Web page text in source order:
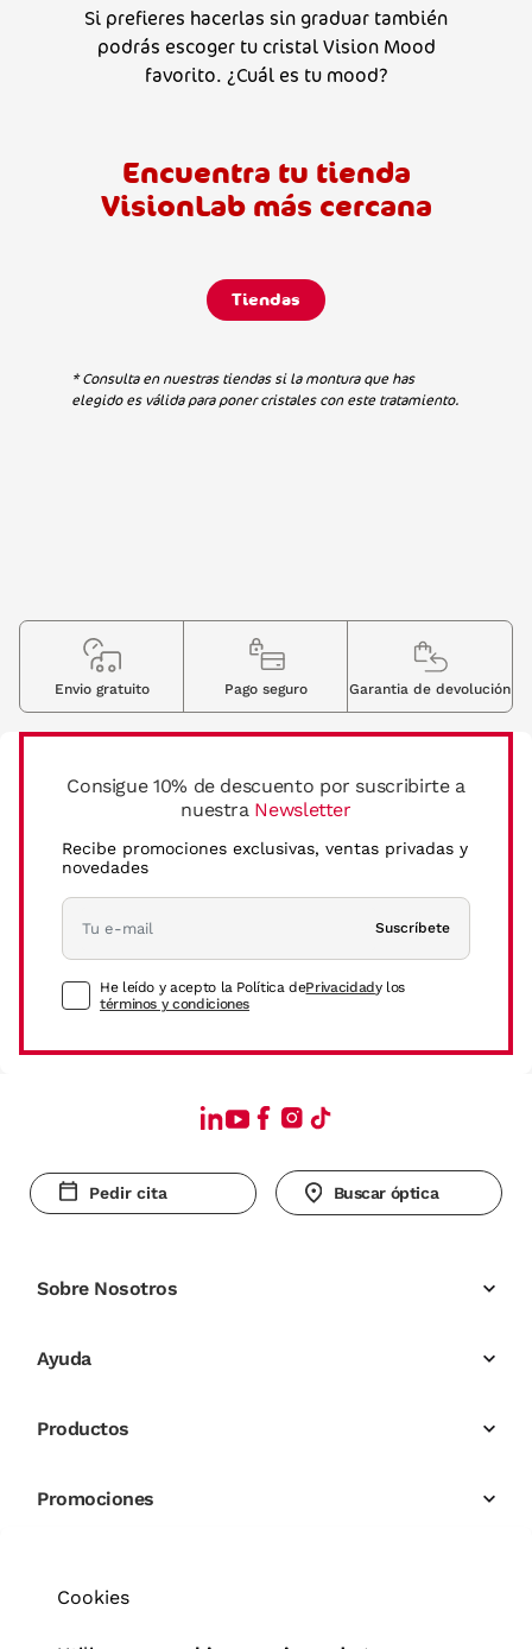
Si prefieres hacerlas sin graduar también
podrás escoger tu cristal Vision Mood
favorito. ¿Cuál es tu mood?
Encuentra tu tienda
VisionLab más cercana
Tiendas
*.Consulta en nuestras tiendas si la montura que has
elegido es válida para poner cristales con este tratamiento.
Consigue 10% de descuento por suscribirte a
nuestra Newsletter
Recibe promociones exclusivas, ventas privadas y
novedades
Suscríbete
He leído y acepto la Política dePrivacidady los
términos y condiciones
Envio gratuito Pago seguro Garantia de devolución
Pedir cita Buscar óptica
Sobre Nosotros
Ayuda
Productos
Promociones
Cookies